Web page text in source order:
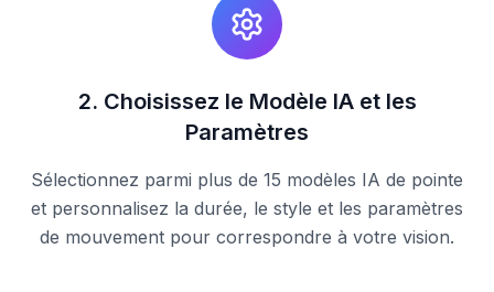
2. Choisissez le Modèle IA et les
Paramètres
Sélectionnez parmi plus de 15 modèles IA de pointe
et personnalisez la durée, le style et les paramètres
de mouvement pour correspondre à votre vision.